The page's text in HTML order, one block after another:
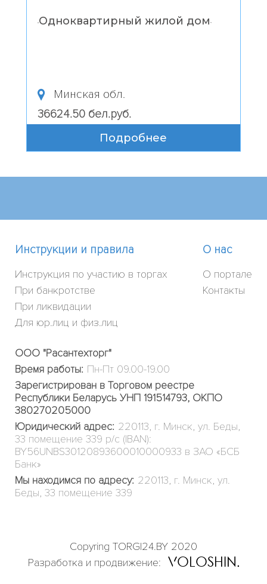
“Одноквартирный жилой дом ”
Минская обл.
36624.50 бел.руб.
Подробнее
ООО "Расантехторг"
Время работы: Пн-Пт 09.00-19.00
Зарегистрирован в Торговом реестре
Республики Беларусь УНП 191514793, ОКПО
380270205000
Юридический адрес: 220113, г. Минск, ул. Беды,
33 помещение 339 р/с (IBAN):
BY56UNBS30120893600010000933 в ЗАО «БСБ
Банк»
Мы находимся по адресу: 220113, г. Минск, ул.
Беды, 33 помещение 339
Инструкции и правила
Инструкция по участию в торгах
При банкротстве
При ликвидации
Для юр.лиц и физ.лиц
О нас
О портале
Контакты
Copyring TORGI24.BY 2020
Разработка и продвижение:
OLOSHIN